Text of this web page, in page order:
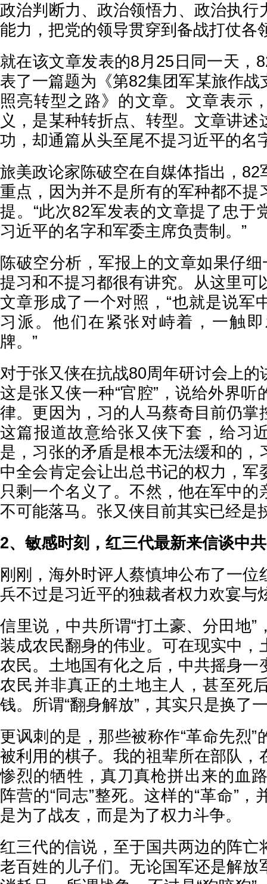
政治判断力、政治领悟力、政治执行
能力，把党的领导贯穿到备战打仗各
就在该文章发表的8月25日同一天，
表了一篇题为《第82集团军某旅作战
照亮转型之路》的文章。文章表示
义，是某种转折点、转型。文章讲述
功，却通篇从头至尾不提习近平的名
旅美政论家陈破空在自媒体指出，82
重点，因为并不是所有的军种都不提
提。“此次82军发表的文章提了忠于
习近平的名字和军委主席负责制。”
陈破空分析，军报上的文章如果仔细
提习和不提习都很有讲究。从这里可
文章形成了一个对照，“也就是说军
习派。他们在紧张对峙着，一触
牌。”
对于张又侠在抗战80周年研讨会上的
这是张又侠一种“官腔”，说给外界听
律。更因为，习的人马蔡奇目前仍掌
这篇报道故意给张又侠下套，给习
是，习张的矛盾是根本无法缓和的，
中全会肯定会让出总书记的权力，军
只剩一个名义了。不然，他在军中的
不可能落马。张又侠目前其实已经是
2、敏感时刻，红三代最新来信谈中
刚刚，海外时评人蔡慎坤公布了一位
兵不过是习近平的独裁者权力欢宴
信里说，中共所谓“打土豪、分田地”
装成农民翻身的伟业。可在现实中，
农民。土地国有化之后，中共摇身一
农民并非真正的土地主人，甚至死
钱。所谓“翻身解放”，其实只是换了
更讽刺的是，那些被称作“革命先烈”
被利用的棋子。我的祖辈所在部队，
惨烈的牺牲，真刀真枪拼出来的血
阵营的“同志”整死。这样的“革命”
是为了战友，而是为了权力斗争。
红三代的信说，至于国共两边的阵亡
老百姓的儿子们。无论国军还是解放